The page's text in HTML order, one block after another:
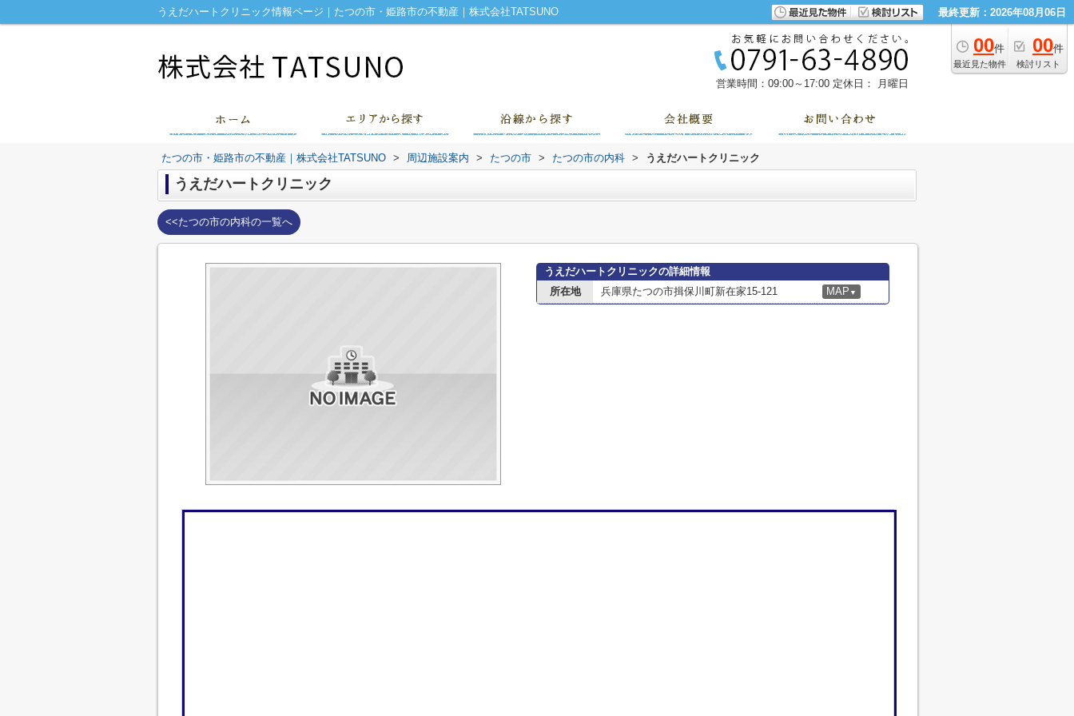
うえだハートクリニック情報ページ｜たつの市・姫路市の不動産｜株式会社TATSUNO 最終更新：2026年08月06日
00件
最近見た物件
00件
検討リスト
営業時間：09:00～17:00 定休日： 月曜日
たつの市・姫路市の不動産｜株式会社TATSUNO > 周辺施設案内 > たつの市 > たつの市の内科 > うえだハートクリニック
うえだハートクリニック
<<たつの市の内科の一覧へ
うえだハートクリニックの詳細情報
所在地
兵庫県たつの市揖保川町新在家15-121 MAP ▼